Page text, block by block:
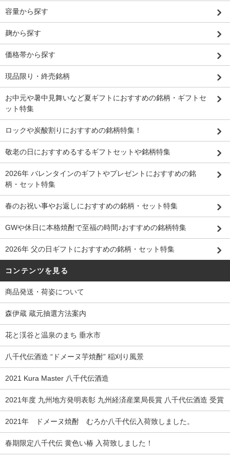
容量から探す
麹から探す
価格帯から探す
現品限り・終売銘柄
お中元や暑中見舞いなど夏ギフトにおすすめの銘柄・ギフトセ
ット特集
ロックや炭酸割りにおすすめの銘柄特集！
敬老の日におすすめるするギフトセットや銘柄特集
2026年 バレンタインのギフトやプレゼントにおすすめの銘
柄・セット特集
春のお祝い事やお返しにおすすめの銘柄・セット特集
GWや休日に本格焼酎で至福の時間♪おすすめの銘柄特集
2026年 父の日ギフトにおすすめの銘柄・セット特集
コンテンツを見る
商品発送・荷姿について
森伊蔵 蔵元抽選方法案内
花と渓谷と温泉のまち 垂水市
八千代伝酒造 “ドメーヌ芋焼酎” 稲刈り風景
2021 Kura Master 八千代伝酒造
2021年度 九州地方発明表彰 九州経済産業局長賞 八千代伝酒造 受賞
2021年 ドメーヌ焼酎 むろか八千代伝入荷致しました。
春期限定八千代伝 黄色い椿 入荷致しました！